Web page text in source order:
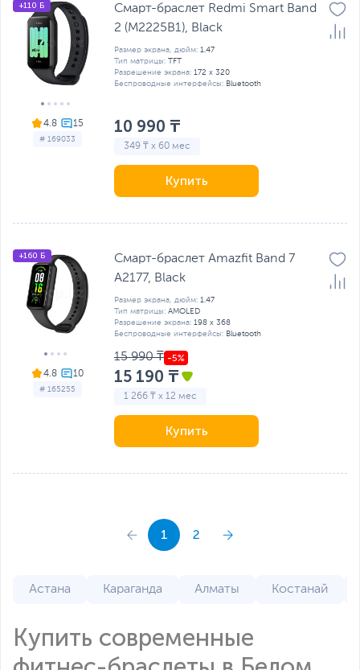
4.8
# 169033
+110 Б
Смарт-браслет Redmi Smart Band
2 (M2225B1), Black
Размер экрана, дюйм: 1.47
Тип матрицы: TFT
Разрешение экрана: 172 x 320
Беспроводные интерфейсы: Bluetooth
10 990 ₸
349 ₸ x 60 мес
Купить
4.8
# 165255
+160 Б
Смарт-браслет Amazfit Band 7
A2177, Black
Размер экрана, дюйм: 1.47
Тип матрицы: AMOLED
Разрешение экрана: 198 x 368
Беспроводные интерфейсы: Bluetooth
15 990 ₸
15 190 ₸
1 266 ₸ x 12 мес
Купить
1 2
Астана Караганда Алматы Костанай
Купить современные